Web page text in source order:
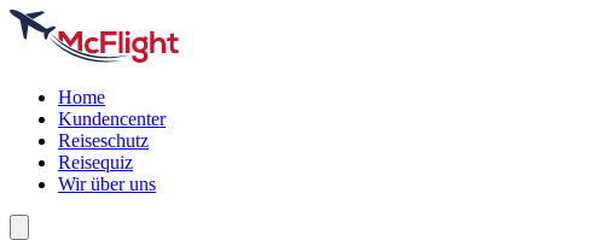
Home
Kundencenter
Reiseschutz
Reisequiz
Wir über uns